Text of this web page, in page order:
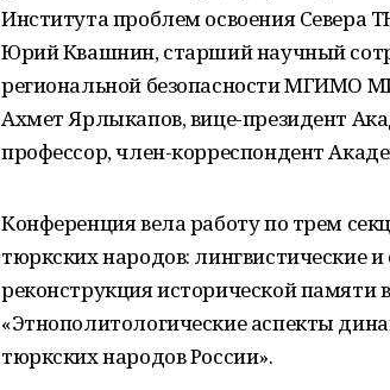
Института проблем освоения Севера
Юрий Квашнин, старший научный
региональной безопасности МГИМО
Ахмет Ярлыкапов, вице-президент
профессор, член-корреспондент
Конференция вела работу по трем
тюркских народов: лингвистические
реконструкция исторической памяти
«Этнополитологические аспекты
тюркских народов России».